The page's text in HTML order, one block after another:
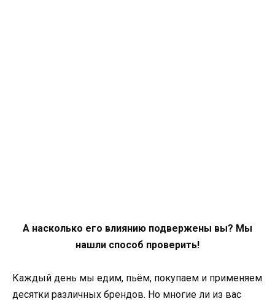
А насколько его влиянию подвержены вы? Мы
нашли способ проверить!
Каждый день мы едим, пьём, покупаем и применяем
десятки различных брендов. Но многие ли из вас